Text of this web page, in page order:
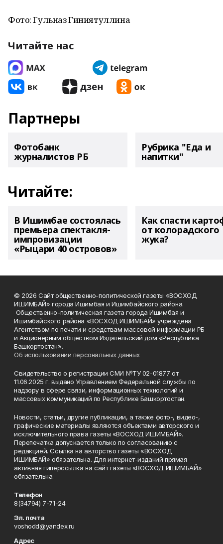
Фото: Гульназ Гиниятуллина
Читайте нас
Партнеры
Фотобанк
журналистов РБ
Рубрика "Еда и
напитки"
Читайте:
В Ишимбае состоялась
премьера спектакля-
импровизации
«Рыцари 40 островов»
Как спасти
от колорадского
жука?
© 2026 Сайт общественно-политической газеты «ВОСХОД
ИШИМБАЙ» города Ишимбая и Ишимбайского района.
Общественно-политическая газета города Ишимбая и
Ишимбайского района «ВОСХОД ИШИМБАЙ» учреждена
Агентством по печати и средствам массовой информации РБ
и Акционерным обществом Издательский дом «Республика
Башкортостан».
Об использовании персональных данных
Свидетельство о регистрации СМИ №ТУ 02-01877 от
11.06.2025 г. выдано Управлением Федеральной службы по
надзору в сфере связи, информационных технологий и
массовых коммуникаций по Республике Башкортостан.
Новости, статьи, другие публикации, а также фото-, видео-,
графические материалы являются объектами авторского и
исключительного права газеты «ВОСХОД ИШИМБАЙ».
Перепечатка допускается только по согласованию с
редакцией. Ссылка на авторство газеты «ВОСХОД
ИШИМБАЙ» обязательна. Для интернет-изданий прямая
активная гиперссылка на сайт газеты «ВОСХОД ИШИМБАЙ»
обязательна.
Телефон
8(34794) 7-71-24
Эл. почта
voshodd@yandex.ru
Адрес